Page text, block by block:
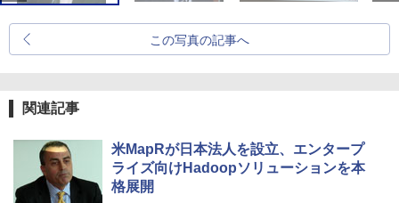
この写真の記事へ
関連記事
米MapRが日本法人を設立、エンタープ
ライズ向けHadoopソリューションを本
格展開